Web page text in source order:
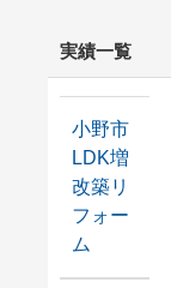
実績一覧
小野市
LDK増
改築リ
フォー
ム